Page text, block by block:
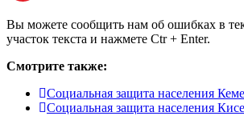
Вы можете сообщить нам об ошибках в
участок текста и нажмете Ctr + Enter.
Смотрите также:
Социальная защита населения
Социальная защита населения